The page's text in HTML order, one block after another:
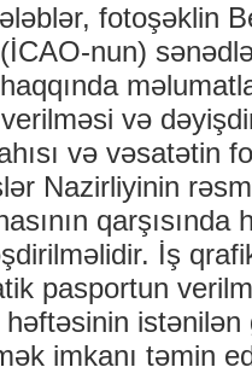
fotoşəklin
nun)
və
və vəsatətin
Nazirliyinin
qarşısında
İş
pasportun
imkanı təmin